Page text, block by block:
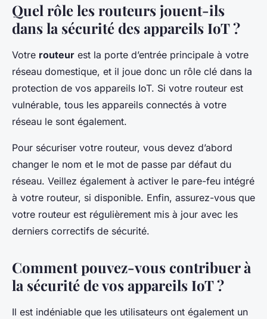
Quel rôle les routeurs jouent-ils
dans la sécurité des appareils IoT ?
Votre routeur est la porte d’entrée principale à votre
réseau domestique, et il joue donc un rôle clé dans la
protection de vos appareils IoT. Si votre routeur est
vulnérable, tous les appareils connectés à votre
réseau le sont également.
Pour sécuriser votre routeur, vous devez d’abord
changer le nom et le mot de passe par défaut du
réseau. Veillez également à activer le pare-feu intégré
à votre routeur, si disponible. Enfin, assurez-vous que
votre routeur est régulièrement mis à jour avec les
derniers correctifs de sécurité.
Comment pouvez-vous contribuer à
la sécurité de vos appareils IoT ?
Il est indéniable que les utilisateurs ont également un